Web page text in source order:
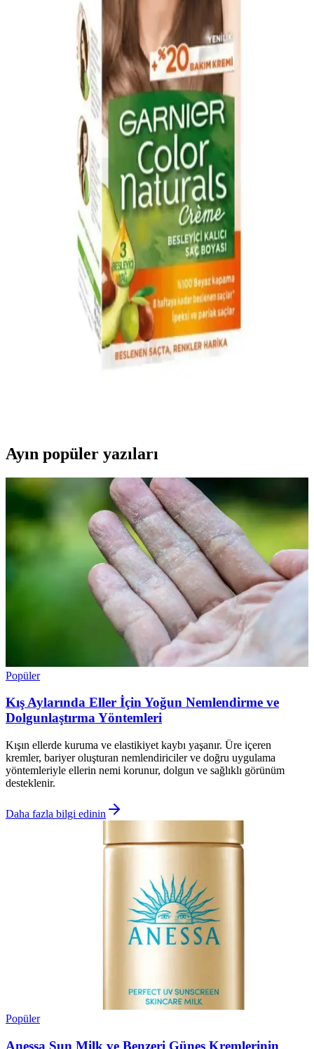
Güvenilir markalar ve doğru bakım ipuçlarıyla kumral bej saç
renginizi uzun süre koruyun. Renk dayanıklılığı ve saç sağlığı için
uzman önerileri burada.
Kumral Tonlarda Doğal Saç Boyası Rehberi:
Uygulama ve Bakım İpuçları
Kumral tonlarda doğal saç boyası kullanımı, uygulama adımları ve
bakım önerileriyle saçlarınızı güzelleştirin. Doğal ve şık görünüm
için bilinçli seçimler yapın.
Küllü Bakır Saç Boyası: Modern ve Doğal
Görünüm İçin En İyi Seçenekler ve Bakım İpuçları
Küllü bakır saç boyası, modern ve şık görünüm arayanlar için doğal
ve kalıcı renk seçenekleri sunar. Renk çeşitleri ve bakım ipuçlarıyla
saçlarınız her zaman parlak ve sağlıklı kalır.
Garnier 1.0 Siyah Saç Boyası: Kalıcı ve Parlak
Siyah Renk Sağlayan Güvenilir Ürün
Garnier 1.0 Siyah Saç Boyası, uzun süre kalıcı ve parlak siyah renk
sağlar. Doğal görünüm ve güvenilirlik sunarken, kullanım sırasında
dikkatli olunması önemlidir.
Kumral Saç Boyası ve Doğal Tonlar: Şık ve Doğal
Görünüm İçin Bakım İpuçları
Ayın popüler yazıları
Popüler
Kış Aylarında Eller İçin Yoğun Nemlendirme ve
Dolgunlaştırma Yöntemleri
Kışın ellerde kuruma ve elastikiyet kaybı yaşanır. Üre içeren
kremler, bariyer oluşturan nemlendiriciler ve doğru uygulama
yöntemleriyle ellerin nemi korunur, dolgun ve sağlıklı görünüm
desteklenir.
Daha fazla bilgi edinin
Popüler
Anessa Sun Milk ve Benzeri Güneş Kremlerinin